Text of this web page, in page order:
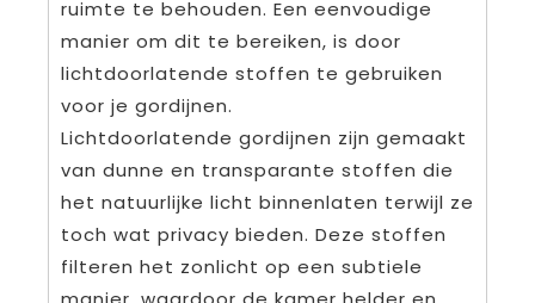
ruimte te behouden. Een eenvoudige
manier om dit te bereiken, is door
lichtdoorlatende stoffen te gebruiken
voor je gordijnen.
Lichtdoorlatende gordijnen zijn gemaakt
van dunne en transparante stoffen die
het natuurlijke licht binnenlaten terwijl ze
toch wat privacy bieden. Deze stoffen
filteren het zonlicht op een subtiele